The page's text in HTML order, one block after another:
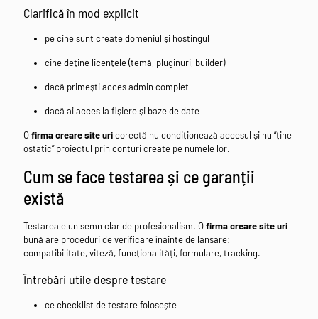
Clarifică în mod explicit
pe cine sunt create domeniul și hostingul
cine deține licențele (temă, pluginuri, builder)
dacă primești acces admin complet
dacă ai acces la fișiere și baze de date
Ofirma creare site uricorectă nu condiționează accesul și nu “ține
ostatic” proiectul prin conturi create pe numele lor.
Cum se face testarea și ce garanții
există
Testarea e un semn clar de profesionalism. Ofirma creare site uri
bună are proceduri de verificare înainte de lansare:
compatibilitate, viteză, funcționalități, formulare, tracking.
Întrebări utile despre testare
ce checklist de testare folosește